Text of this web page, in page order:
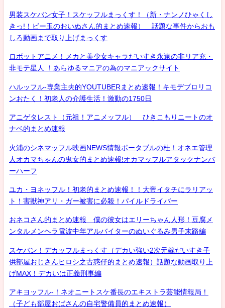
男装スケバン女子！スケッフルまっくす！（新・ナンノひゃくし
きっ!！ビー玉のおいぬさん的まとめ速報） 話題な事件からおも
しろ動画まで取り上げまっくす
ロボットアニメ！メカと美少女キャラだいすき永遠の非リア充・
非モテ星人 ！あらゆるマニアの為のマニアックサイト
ハルッフル-専業主夫的YOUTUBERまとめ速報！キモデブロリコ
ンおたく！初老人の介護生活！激動の1750日
アニゲタレスト（元祖！アニメッフル） ひきこもりニートのオ
ナベ的まとめ速報
火浦のシネマッフル映画NEWS情報ポータブルの杜！オネエ管理
人オカマちゃんの鬼女的まとめ速報!オカマッフルアタックナンバ
ーハーフ
ユカ・ヨネッフル！初老的まとめ速報！！大帝イタチにラリアッ
ト！害獣神アリ・ガー被害に必殺！パイルドライバー
おネコさん的まとめ速報 僕の彼女はエリーちゃん人形！豆腐メ
ンタルメンヘラ電波中年アルバイターのぬいぐるみ男子末路編
スケバン！デカッフルまっくす（デカい強い2次元嫁だいすき子
供部屋おじさんヒロシ之古惑仔的まとめ速報）話題な動画取り上
げMAX！デカいは正義刑事編
アキヨッフル-！ネオニートスケ番長のエキストラ芸能情報局！
（子ども部屋おばさんの自宅警備員的まとめ速報）